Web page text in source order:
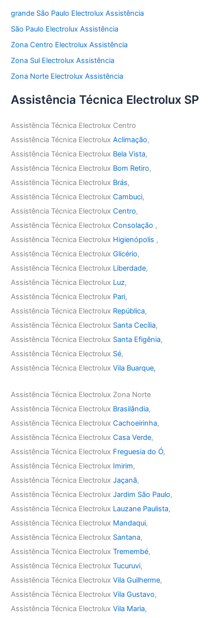
grande São Paulo Electrolux Assistência
São Paulo Electrolux Assistência
Zona Centro Electrolux Assistência
Zona Sul Electrolux Assistência
Zona Norte Electrolux Assistência
Assistência Técnica Electrolux SP
Assistência Técnica Electrolux Centro
Assistência Técnica ElectroluxAclimação,
Assistência Técnica Electrolux Bela Vista,
Assistência Técnica Electrolux Bom Retiro,
Assistência Técnica Electrolux Brás,
Assistência Técnica ElectroluxCambuci,
Assistência Técnica ElectroluxCentro,
Assistência Técnica ElectroluxConsolação ,
Assistência Técnica Electrolux Higienópolis ,
Assistência Técnica ElectroluxGlicério,
Assistência Técnica Electrolux Liberdade,
Assistência Técnica Electrolux Luz,
Assistência Técnica Electrolux Pari,
Assistência Técnica Electrolux República,
Assistência Técnica Electrolux Santa Cecília,
Assistência Técnica Electrolux Santa Efigênia,
Assistência Técnica Electrolux Sé,
Assistência Técnica ElectroluxVila Buarque,
Assistência Técnica Electrolux Zona Norte
Assistência Técnica Electrolux Brasilândia,
Assistência Técnica ElectroluxCachoeirinha,
Assistência Técnica ElectroluxCasa Verde,
Assistência Técnica Electrolux Freguesia do Ó,
Assistência Técnica Electrolux Imirim,
Assistência Técnica ElectroluxJaçanã,
Assistência Técnica ElectroluxJardim São Paulo,
Assistência Técnica Electrolux Lauzane Paulista,
Assistência Técnica Electrolux Mandaqui,
Assistência Técnica Electrolux Santana,
Assistência Técnica ElectroluxTremembé,
Assistência Técnica ElectroluxTucuruvi,
Assistência Técnica ElectroluxVila Guilherme,
Assistência Técnica ElectroluxVila Gustavo,
Assistência Técnica ElectroluxVila Maria,